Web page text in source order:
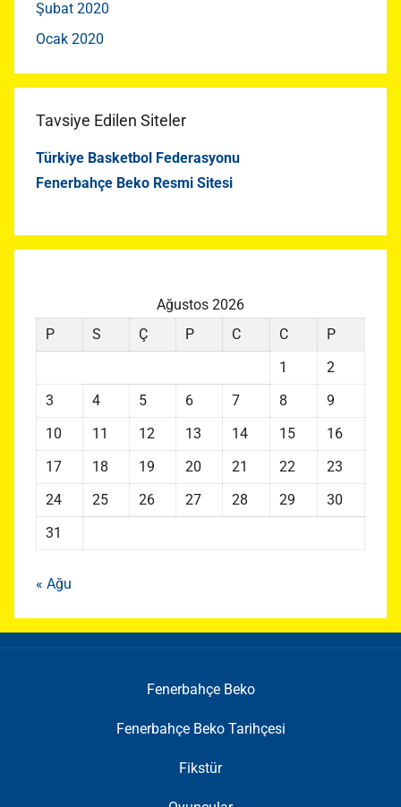
Şubat 2020
Ocak 2020
Tavsiye Edilen Siteler
Türkiye Basketbol Federasyonu
Fenerbahçe Beko Resmi Sitesi
Ağustos 2026
P
S Ç P C C
P
1
2
3
4 5 6 7 8
9
10
11 12 13 14 15
16
17
18 19 20 21 22
23
24
25 26 27 28 29
30
31
« Ağu
Fenerbahçe Beko
Fenerbahçe Beko Tarihçesi
Fikstür